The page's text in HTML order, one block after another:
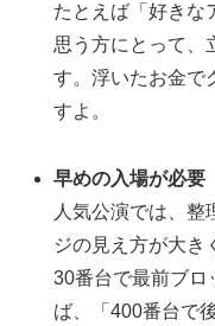
たとえば「好きな
思う方にとって、
す。浮いたお金で
すよ。
早めの入場が必要
人気公演では、整
ジの見え方が大き
30番台で最前ブロ
ば、「400番台で